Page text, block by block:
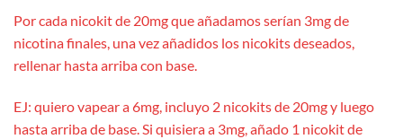
Por cada nicokit de 20mg que añadamos serían 3mg de
nicotina finales, una vez añadidos los nicokits deseados,
rellenar hasta arriba con base.
EJ: quiero vapear a 6mg, incluyo 2 nicokits de 20mg y luego
hasta arriba de base. Si quisiera a 3mg, añado 1 nicokit de